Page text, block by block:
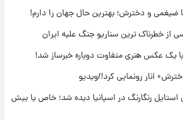
آتش‌سوزی در لوناپارک شیراز؛ آخرین وضعیت
خزندگان خطرناک پس از حادثه
۲۲ ساعت پیش
خواستگار ۵۰ساله شاهدخت لئونور بازداشت شد
و دخترش؛ بهترین حال جهان را دارم!
از خطرناک ترین سناریو جنگ علیه ایران
یک عکس هنری متفاوت دوباره خبرساز شد!
انار رونمایی کرد!/ویدیو
رنگارنگ در اسپانیا دیده شد؛ خاص یا بیش